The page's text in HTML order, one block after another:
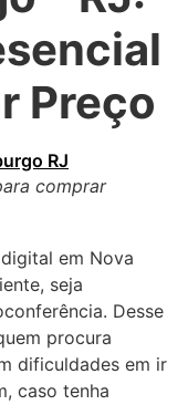
Preço
comprar
em Nova
seja
Desse
procura
dificuldades em ir
caso tenha